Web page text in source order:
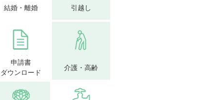
結婚・離婚 引越し
申請書
ダウンロード
介護・高齢